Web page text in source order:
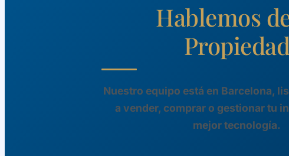
Hablemos
Propiedad
Nuestro equipo está en Barcelona,
a vender, comprar o gestionar tu
mejor tecnología.